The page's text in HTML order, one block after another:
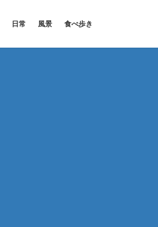
日常 風景 食べ歩き